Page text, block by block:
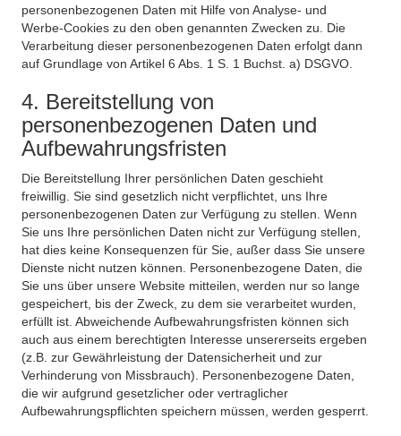
personenbezogenen Daten mit Hilfe von Analyse- und
Werbe-Cookies zu den oben genannten Zwecken zu. Die
Verarbeitung dieser personenbezogenen Daten erfolgt dann
auf Grundlage von Artikel 6 Abs. 1 S. 1 Buchst. a) DSGVO.
4. Bereitstellung von
personenbezogenen Daten und
Aufbewahrungsfristen
Die Bereitstellung Ihrer persönlichen Daten geschieht
freiwillig. Sie sind gesetzlich nicht verpflichtet, uns Ihre
personenbezogenen Daten zur Verfügung zu stellen. Wenn
Sie uns Ihre persönlichen Daten nicht zur Verfügung stellen,
hat dies keine Konsequenzen für Sie, außer dass Sie unsere
Dienste nicht nutzen können. Personenbezogene Daten, die
Sie uns über unsere Website mitteilen, werden nur so lange
gespeichert, bis der Zweck, zu dem sie verarbeitet wurden,
erfüllt ist. Abweichende Aufbewahrungsfristen können sich
auch aus einem berechtigten Interesse unsererseits ergeben
(z.B. zur Gewährleistung der Datensicherheit und zur
Verhinderung von Missbrauch). Personenbezogene Daten,
die wir aufgrund gesetzlicher oder vertraglicher
Aufbewahrungspflichten speichern müssen, werden gesperrt.